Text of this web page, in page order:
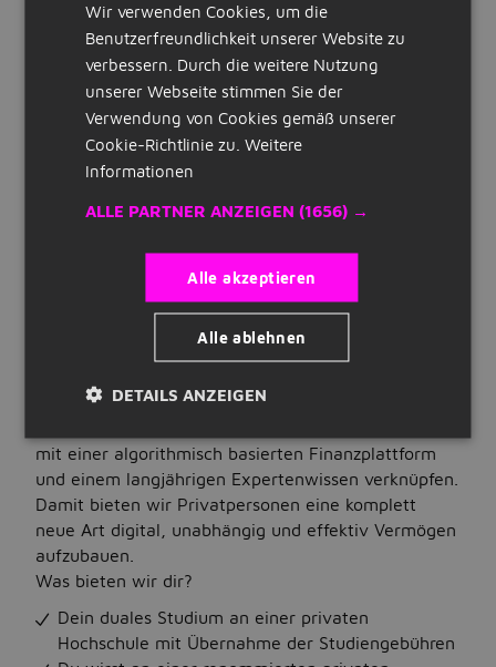
Sprachen
Du beherrschst Deutsch
WAS WIR BIETEN
Stunden:
32 bis 40 Stunden pro Woche
Art der Stellenanzeige:
Über das Unternehmen
Als ein dynamisches Fin- und EdTech Start-Up
Bildungsinstitute für Investments. Dies erreichen
mit einer algorithmisch basierten Finanzplattform
und einem langjährigen Expertenwissen verknüpfen.
Damit bieten wir Privatpersonen eine komplett
neue Art digital, unabhängig und effektiv Vermögen
aufzubauen.
Was bieten wir dir?
Dein duales Studium an einer privaten
Hochschule mit Übernahme der Studiengebühren
Quick Links
Unternehmen auf Jobbird
Nach Stellenangeboten suchen
Jobs nach Standort
Jobs nach Berufsfeld
Jobs nach Anstellungsart
Jobs nach Bildungsstand
Wir verwenden Cookies, um die
Benutzerfreundlichkeit unserer Website zu
verbessern. Durch die weitere Nutzung
unserer Webseite stimmen Sie der
Verwendung von Cookies gemäß unserer
Cookie-Richtlinie zu. Weitere
Informationen
ALLE PARTNER ANZEIGEN (1656) →
Alle akzeptieren
Alle ablehnen
DETAILS ANZEIGEN